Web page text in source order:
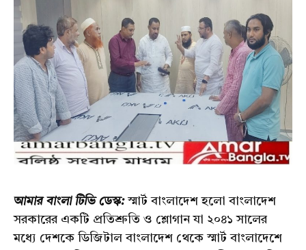
আমার বাংলা টিভি ডেস্ক: স্মার্ট বাংলাদেশ হলো বাংলাদেশ
সরকারের একটি প্রতিশ্রুতি ও শ্লোগান যা ২০৪১ সালের
মধ্যে দেশকে ডিজিটাল বাংলাদেশ থেকে স্মার্ট বাংলাদেশে